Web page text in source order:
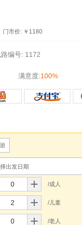
门市价: ￥ 1180
编号: 1172
满意度:100%
出发日期
/成人
/儿童
/老人